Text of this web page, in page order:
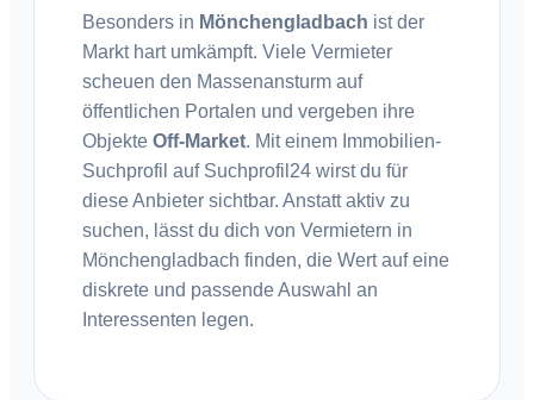
Besonders in Mönchengladbach ist der
Markt hart umkämpft. Viele Vermieter
scheuen den Massenansturm auf
öffentlichen Portalen und vergeben ihre
Objekte Off-Market. Mit einem Immobilien-
Suchprofil auf Suchprofil24 wirst du für
diese Anbieter sichtbar. Anstatt aktiv zu
suchen, lässt du dich von Vermietern in
Mönchengladbach finden, die Wert auf eine
diskrete und passende Auswahl an
Interessenten legen.